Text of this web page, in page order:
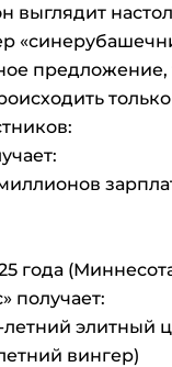
выглядит
предложение,
только
года
получает:
элитный
вингер)